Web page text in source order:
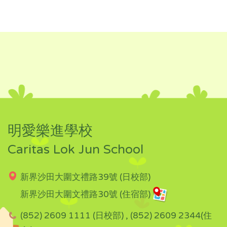
明愛樂進學校
Caritas Lok Jun School
新界沙田大圍文禮路39號 (日校部)
新界沙田大圍文禮路30號 (住宿部)
(852) 2609 1111 (日校部) , (852) 2609 2344(住